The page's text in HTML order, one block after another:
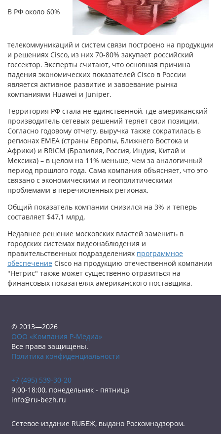
В РФ около 60%
телекоммуникаций и систем связи построено на продукции
и решениях Cisco, из них 70-80% закупает российский
госсектор. Эксперты считают, что основная причина
падения экономических показателей Cisco в России
является активное развитие и завоевание рынка
компаниями Huawei и Juniper.
Территория РФ стала не единственной, где американский
производитель сетевых решений теряет свои позиции.
Согласно годовому отчету, выручка также сократилась в
регионах EMEA (страны Европы, Ближнего Востока и
Африки) и BRICM (Бразилия, Россия, Индия, Китай и
Мексика) – в целом на 11% меньше, чем за аналогичный
период прошлого года. Сама компания объясняет, что это
связано с экономическими и геополитическими
проблемами в перечисленных регионах.
Общий показатель компании снизился на 3% и теперь
составляет $47,1 млрд.
Недавнее решение московских властей заменить в
городских системах видеонаблюдения и
правительственных подразделениях программное
обеспечение Cisco на продукцию отечественной компании
"Нетрис" также может существенно отразиться на
финансовых показателях американского поставщика.
© 2013—2026
ООО «Компания Р-Медиа»
Все права защищены.
Политика конфиденциальности
+7 (495) 539-30-20
9:00-18:00, понедельник - пятница
info@ru-bezh.ru
Сетевое издание RUБЕЖ, выдано Роскомнадзором.